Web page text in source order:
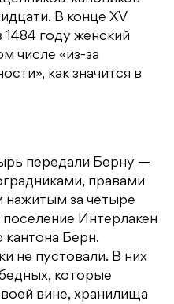
В конце XV
1484 году женский
числе «из-за
как значится в
передали Берну —
правами
за четыре
Интерлакен
Берн.
не пустовали. В них
которые
вине, хранилища